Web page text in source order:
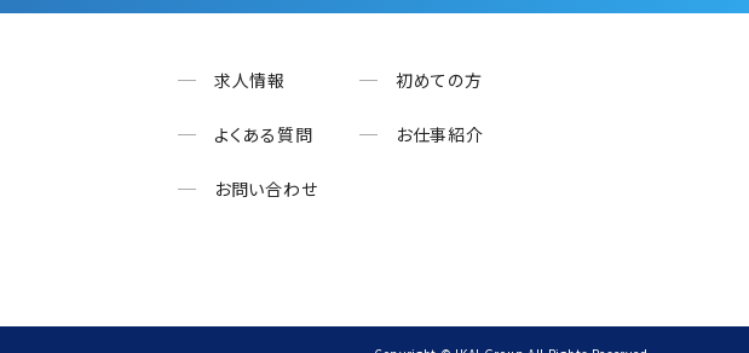
求人情報 初めての方
よくある質問 お仕事紹介
お問い合わせ